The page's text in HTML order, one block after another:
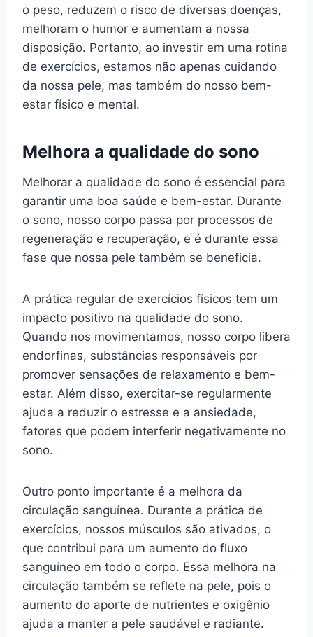
o peso, reduzem o risco de diversas doenças,
melhoram o humor e aumentam a nossa
disposição. Portanto, ao investir em uma rotina
de exercícios, estamos não apenas cuidando
da nossa pele, mas também do nosso bem-
estar físico e mental.
Melhora a qualidade do sono
Melhorar a qualidade do sono é essencial para
garantir uma boa saúde e bem-estar. Durante
o sono, nosso corpo passa por processos de
regeneração e recuperação, e é durante essa
fase que nossa pele também se beneficia.
A prática regular de exercícios físicos tem um
impacto positivo na qualidade do sono.
Quando nos movimentamos, nosso corpo libera
endorfinas, substâncias responsáveis por
promover sensações de relaxamento e bem-
estar. Além disso, exercitar-se regularmente
ajuda a reduzir o estresse e a ansiedade,
fatores que podem interferir negativamente no
sono.
Outro ponto importante é a melhora da
circulação sanguínea. Durante a prática de
exercícios, nossos músculos são ativados, o
que contribui para um aumento do fluxo
sanguíneo em todo o corpo. Essa melhora na
circulação também se reflete na pele, pois o
aumento do aporte de nutrientes e oxigênio
ajuda a manter a pele saudável e radiante.